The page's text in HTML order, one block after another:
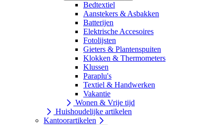
Bedtextiel
Aanstekers & Asbakken
Batterijen
Elektrische Accesoires
Fotolijsten
Gieters & Plantenspuiten
Klokken & Thermometers
Klussen
Paraplu's
Textiel & Handwerken
Vakantie
Wonen & Vrije tijd
Huishoudelijke artikelen
Kantoorartikelen